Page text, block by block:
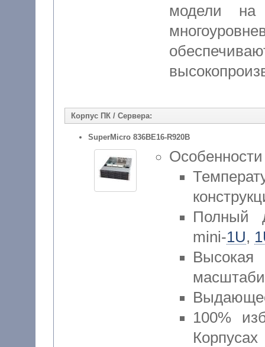
модели на
Корпус ПК / Сервера:
SuperMicro 836BE16-R920B
Полный
mini-1U,
100%
Корпусах